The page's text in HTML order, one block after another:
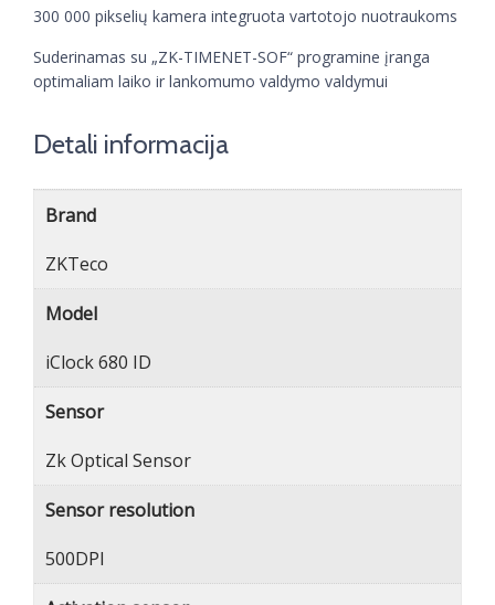
300 000 pikselių kamera integruota vartotojo nuotraukoms
Suderinamas su „ZK-TIMENET-SOF“ programine įranga
optimaliam laiko ir lankomumo valdymo valdymui
Detali informacija
Brand
ZKTeco
Model
iClock 680 ID
Sensor
Zk Optical Sensor
Sensor resolution
500DPI